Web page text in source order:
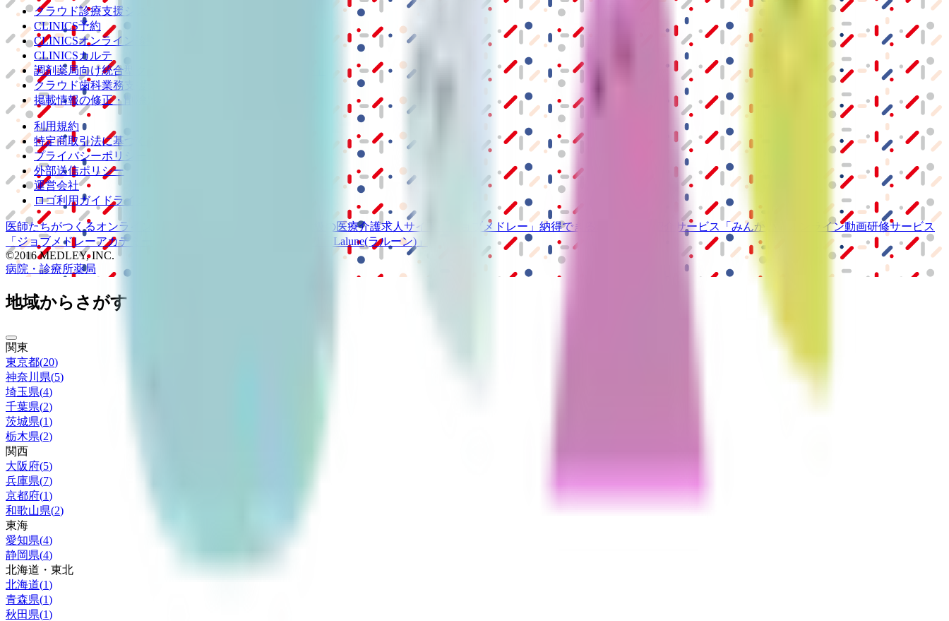
クラウド診療支援システム
CLINICS予約
CLINICSオンライン診療
CLINICSカルテ
調剤薬局向け統合型クラウドソリューション
クラウド歯科業務
掲載情報の修正・削除はこちら
利用規約
特定商取引法に基づく表記
プライバシーポリシー
外部送信ポリシー
運営会社
ロゴ利用ガイドライン
医師たちがつくるオンライン医療事典 日本最大級の医療介護求人サイト 「ジョブメドレー」 納得できる 老人ホーム紹介サービス 「みんかい」 オンライン動画研修サービス
「ジョブメドレーアカデミー」
「Lalune(ラルーン)」
©2016 MEDLEY, INC.
病院・診療所薬局
地域からさがす
関東
東京都(20)
神奈川県(5)
埼玉県(4)
千葉県(2)
茨城県(1)
栃木県(2)
関西
大阪府(5)
兵庫県(7)
京都府(1)
和歌山県(2)
東海
愛知県(4)
静岡県(4)
北海道・東北
北海道(1)
青森県(1)
秋田県(1)